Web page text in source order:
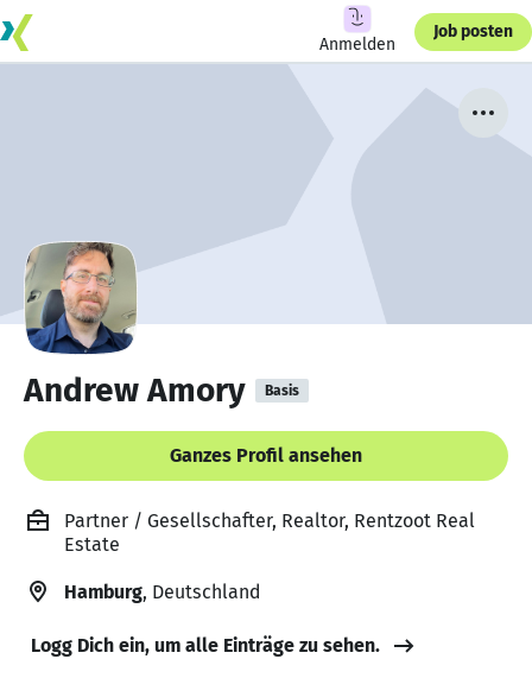
Anmelden
Job posten
Andrew Amory Basis
Ganzes Profil ansehen
Partner / Gesellschafter, Realtor, Rentzoot Real
Estate
Hamburg, Deutschland
Logg Dich ein, um alle Einträge zu sehen.